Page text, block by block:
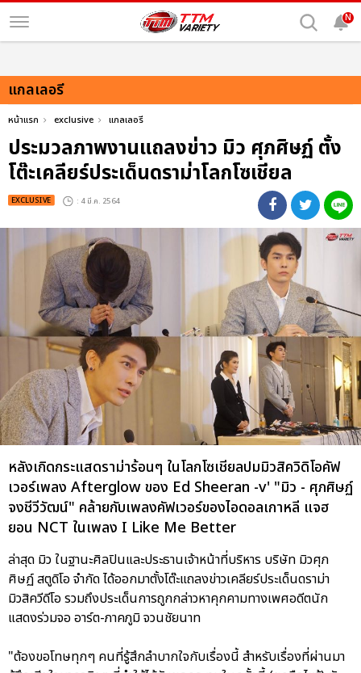
N
แกลเลอรี
หน้าแรก exclusive แกลเลอรี
ประมวลภาพงานแถลงข่าว มิว ศุภศิษฏ์ ตั้ง
โต๊ะเคลียร์ประเด็นดราม่าโลกโซเชียล
EXCLUSIVE : 4 มี.ค. 2564
หลังเกิดกระแสดราม่าร้อนๆ ในโลกโซเชียลปมมิวสิควิดิโอคัฟ
เวอร์เพลง Afterglow ของ Ed Sheeran -v' "มิว - ศุภศิษฏ์
จงชีวีวัฒน์" คล้ายกับเพลงคัฟเวอร์ของไอดอลเกาหลี แจฮ
ยอน NCT ในเพลง I Like Me Better
ล่าสุด มิว ในฐานะศิลปินและประธานเจ้าหน้าที่บริหาร บริษัท มิวศุภ
ศิษฏ์ สตูดิโอ จำกัด ได้ออกมาตั้งโต๊ะแถลงข่าวเคลียร์ประเด็นดราม่า
มิวสิควีดีโอ รวมถึงประเด็นการถูกกล่าวหาคุกคามทางเพศอดีตนัก
แสดงร่วมจอ อาร์ต-ภาคภูมิ จวนชัยนาท
"ต้องขอโทษทุกๆ คนที่รู้สึกลำบากใจกับเรื่องนี้ สำหรับเรื่องที่ผ่านมา